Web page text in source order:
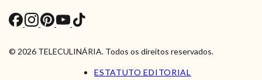
© 2026 TELECULINÁRIA. Todos os direitos reservados.
ESTATUTO EDITORIAL